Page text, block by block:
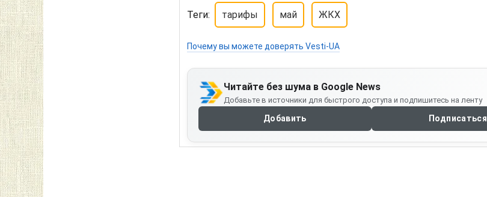
Теги: тарифы май ЖКХ
Почему вы можете доверять Vesti-UA
Читайте без шума в Google News
Добавьте в источники для быстрого доступа и подпишитесь на ленту
Добавить Подписаться